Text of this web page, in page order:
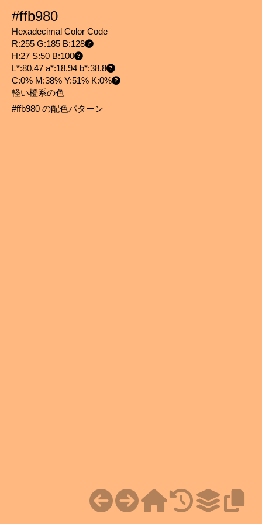
#ffb980
Hexadecimal Color Code
R:255 G:185 B:128
H:27 S:50 B:100
L*:80.47 a*:18.94 b*:38.8
C:0% M:38% Y:51% K:0%
軽い橙系の色
#ffb980 の配色パターン